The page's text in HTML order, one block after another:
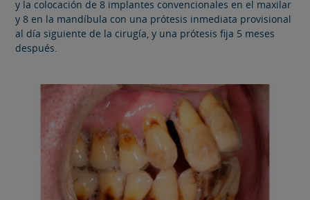
y la colocación de 8 implantes convencionales en el maxilar
y 8 en la mandíbula con una prótesis inmediata provisional
al día siguiente de la cirugía, y una prótesis fija 5 meses
después.